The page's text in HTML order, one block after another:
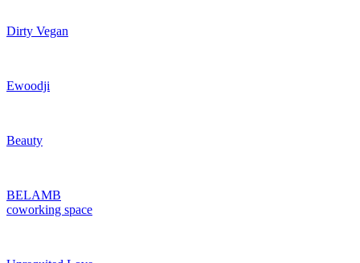
Dirty Vegan
Ewoodji
Beauty
BELAMB
coworking space